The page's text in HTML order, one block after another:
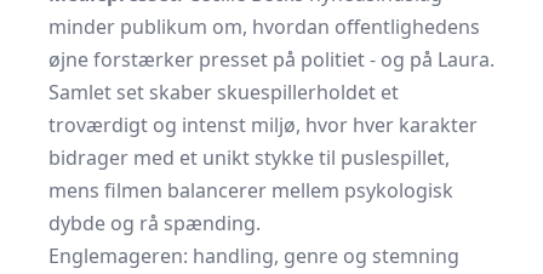
minder publikum om, hvordan offentlighedens
øjne forstærker presset på politiet - og på Laura.
Samlet set skaber skuespillerholdet et
troværdigt og intenst miljø, hvor hver karakter
bidrager med et unikt stykke til puslespillet,
mens filmen balancerer mellem psykologisk
dybde og rå spænding.
Englemageren: handling, genre og stemning